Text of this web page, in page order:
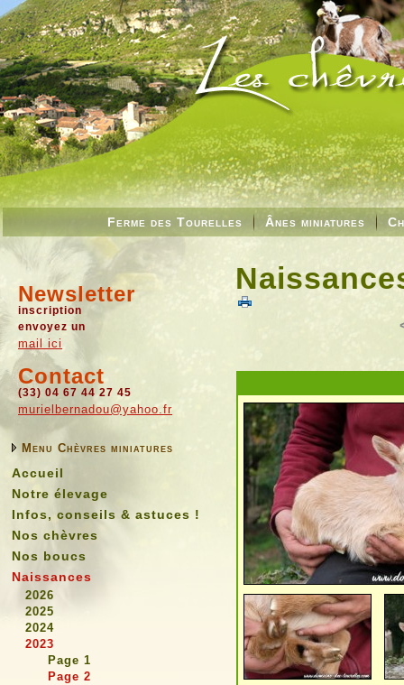
Ferme des Tourelles Ânes miniatures
Newsletter
inscription
envoyez un
mail ici
Contact
(33) 04 67 44 27 45
murielbernadou@yahoo.fr
Menu Chèvres miniatures
Accueil
Notre élevage
Infos, conseils & astuces !
Nos chèvres
Nos boucs
Naissances
2026
2025
2024
2023
Page 1
Page 2